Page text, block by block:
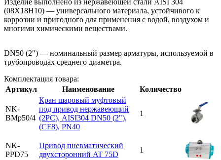
Изделие выполнено из нержавеющей стали AISI 304
(08Х18Н10) — универсального материала, устойчивого к
коррозии и пригодного для применения с водой, воздухом и
многими химическими веществами.
DN50 (2") — номинальный размер арматуры, используемой в
трубопроводах среднего диаметра.
Комплектация товара:
Артикул
Наименование Количество
NK-
BMp50/4
Кран шаровый муфтовый
под привод нержавеющий
(2PC), AISI304 DN50 (2"),
(CF8), PN40
1
NK-
PPD75
Привод пневматический
двухсторонний AT 75D
1